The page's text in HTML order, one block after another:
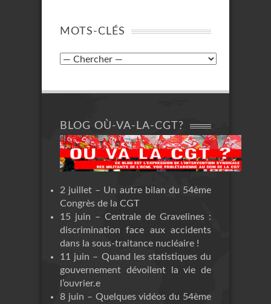
MOTS-CLÉS
BLOG OÙ-VA-LA-CGT?
2 juillet – Un autre bilan du 54ème
Congrès de la CGT
15 juin – Centrale de Gravelines :
discrimination face aux accidents
dans la sous-traitance nucléaire !
11 juin – Quand les statistiques du
gouvernement dévoilent la vie de
l’ouvrier.e
8 juin – Quelques vidéos du 54ème